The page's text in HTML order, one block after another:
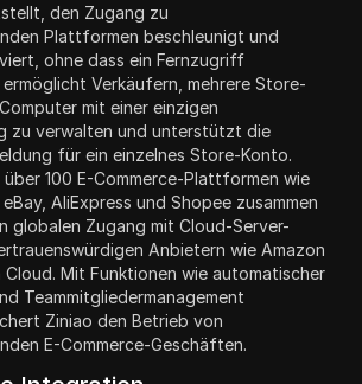
den Zugang zu
Plattformen beschleunigt und
ohne dass ein Fernzugriff
Verkäufern, mehrere Store-
mit einer einzigen
zu verwalten und unterstützt die
für ein einzelnes Store-Konto.
100 E-Commerce-Plattformen wie
AliExpress und Shopee zusammen
globalen Zugang mit Cloud-Server-
Anbietern wie Amazon
Mit Funktionen wie automatischer
Teammitgliedermanagement
Ziniao den Betrieb von
E-Commerce-Geschäften.